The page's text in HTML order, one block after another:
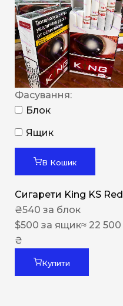
Фасування:
Блок
Ящик
В Кошик
Сигарети King KS Red
₴540 за блок
$500 за ящик≈ 22 500
₴
Купити